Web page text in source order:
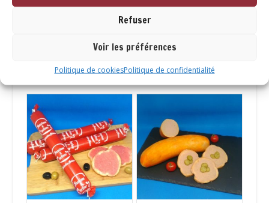
Refuser
Voir les préférences
Politique de cookiesPolitique de confidentialité
Vous aimerez peut-être
aussi…